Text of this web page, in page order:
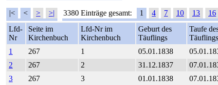
|< < > >| 3380 Einträge gesamt: 1 4 7 10 13
16
Lfd-
Nr
Seite im
Kirchenbuch
Lfd-Nr im
Kirchenbuch
Geburt des
Täuflings
Taufe
Täuflings
1
267 1 05.01.1838
2
267 2 31.12.1837
3
267 3 01.01.1838